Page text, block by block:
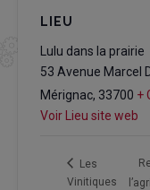
LIEU
Lulu dans la prairie
53 Avenue Marcel
Mérignac, 33700 +
Voir Lieu site web
Les
Vinitiques